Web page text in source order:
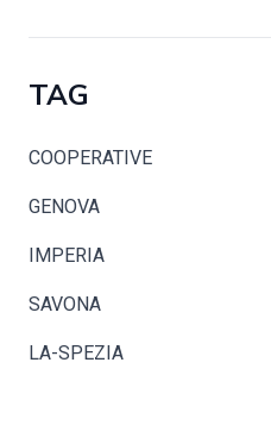
TAG
COOPERATIVE
GENOVA
IMPERIA
SAVONA
LA-SPEZIA